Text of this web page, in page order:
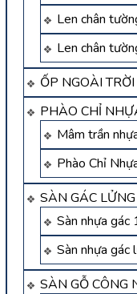
Len chân
Len chân
ỐP NGOÀI
PHÀO CHỈ
Mâm trần
Phào Chỉ
SÀN GÁC
Sàn nhựa
Sàn nhựa gác
SÀN GỖ CÔNG